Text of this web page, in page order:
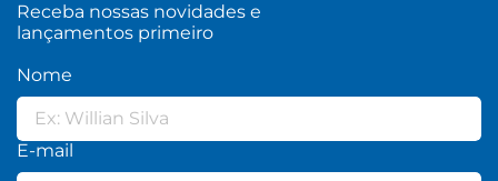
Receba nossas novidades e
lançamentos primeiro
Nome
E-mail